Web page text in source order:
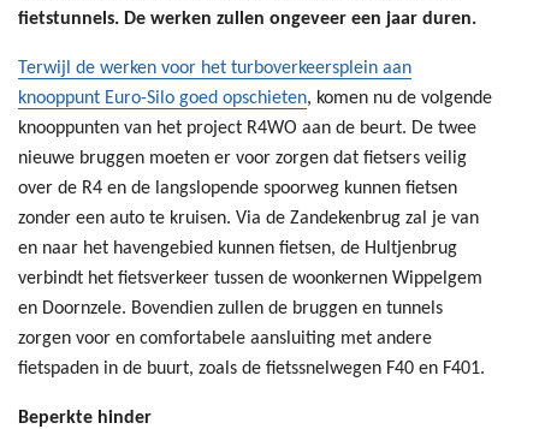
fietstunnels. De werken zullen ongeveer een jaar duren.
Terwijl de werken voor het turboverkeersplein aan
knooppunt Euro-Silo goed opschieten, komen nu de volgende
knooppunten van het project R4WO aan de beurt. De twee
nieuwe bruggen moeten er voor zorgen dat fietsers veilig
over de R4 en de langslopende spoorweg kunnen fietsen
zonder een auto te kruisen. Via de Zandekenbrug zal je van
en naar het havengebied kunnen fietsen, de Hultjenbrug
verbindt het fietsverkeer tussen de woonkernen Wippelgem
en Doornzele. Bovendien zullen de bruggen en tunnels
zorgen voor en comfortabele aansluiting met andere
fietspaden in de buurt, zoals de fietssnelwegen F40 en F401.
Beperkte hinder